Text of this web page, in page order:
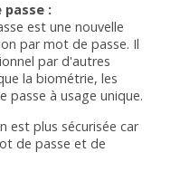
:
est une nouvelle
par mot de passe. Il
par d'autres
la biométrie, les
passe à usage unique.
est plus sécurisée car
de passe et de